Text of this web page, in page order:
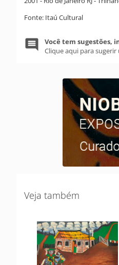
Fonte: Itaú Cultural
Você tem sugestões,
Clique aqui para
Veja também